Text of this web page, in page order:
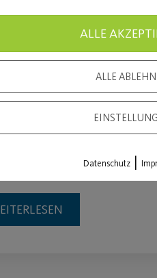
Boxing ab
2023
Boxing ab 18. April
Dauersportstunde in
ALLE
ALLE
Datenschutz |